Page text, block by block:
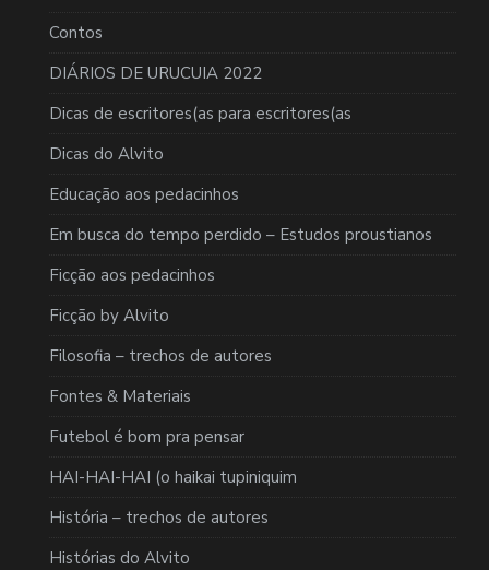
Contos
DIÁRIOS DE URUCUIA 2022
Dicas de escritores(as para escritores(as
Dicas do Alvito
Educação aos pedacinhos
Em busca do tempo perdido – Estudos proustianos
Ficção aos pedacinhos
Ficção by Alvito
Filosofia – trechos de autores
Fontes & Materiais
Futebol é bom pra pensar
HAI-HAI-HAI (o haikai tupiniquim
História – trechos de autores
Histórias do Alvito